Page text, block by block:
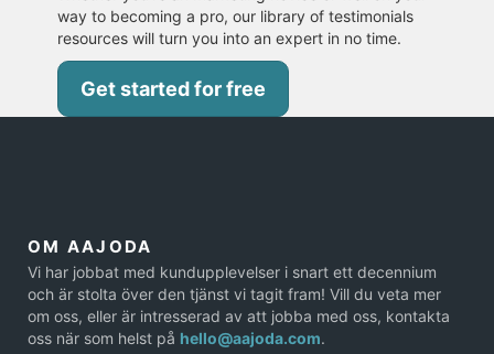
way to becoming a pro, our library of testimonials
resources will turn you into an expert in no time.
Get started for free
OM AAJODA
Vi har jobbat med kundupplevelser i snart ett decennium
och är stolta över den tjänst vi tagit fram! Vill du veta mer
om oss, eller är intresserad av att jobba med oss, kontakta
oss när som helst på hello@aajoda.com.